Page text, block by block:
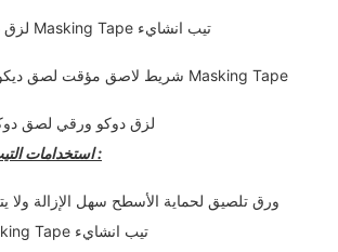
لزق دوكو انشائي وحراري Masking Tape تيب انشايء
شريط لاصق مؤقت لصق ديكور دوكو ماسكينج تيب Masking Tape
لزق دوكو ورقي لصق
استخدامات التيب الانشائي و الحراري :
ورق تلصيق لحماية الأسطح سهل الإزالة ولا
انشائي وحراري Masking Tape تيب انشايء